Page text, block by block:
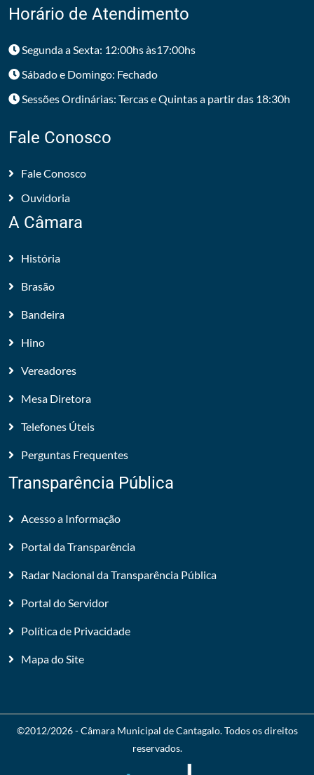
Horário de Atendimento
Segunda a Sexta: 12:00hs às17:00hs
Sábado e Domingo: Fechado
Sessões Ordinárias: Tercas e Quintas a partir das 18:30h
Fale Conosco
Fale Conosco
Ouvidoria
A Câmara
História
Brasão
Bandeira
Hino
Vereadores
Mesa Diretora
Telefones Úteis
Perguntas Frequentes
Transparência Pública
Acesso a Informação
Portal da Transparência
Radar Nacional da Transparência Pública
Portal do Servidor
Política de Privacidade
Mapa do Site
©2012/2026 -Câmara Municipal de Cantagalo. Todos os direitos
reservados.